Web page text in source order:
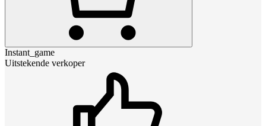
Instant_game
Uitstekende verkoper